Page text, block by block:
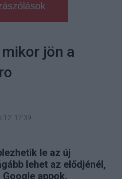
jön a
12. 17:39
le az új
lehet az elődjénél,
appok.